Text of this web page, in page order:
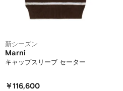
新シーズン
Marni
キャップスリーブ セーター
￥116,600